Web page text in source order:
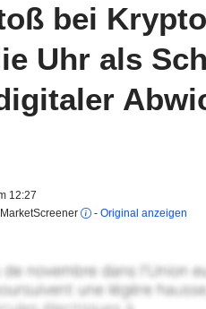
bei
Uhr als
12:27
- Original anzeigen